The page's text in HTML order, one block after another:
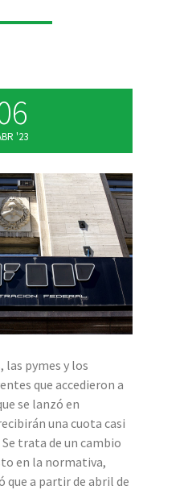
'23
las pymes y los
que accedieron a
se lanzó en
una cuota casi
trata de un cambio
en la normativa,
que a partir de abril de